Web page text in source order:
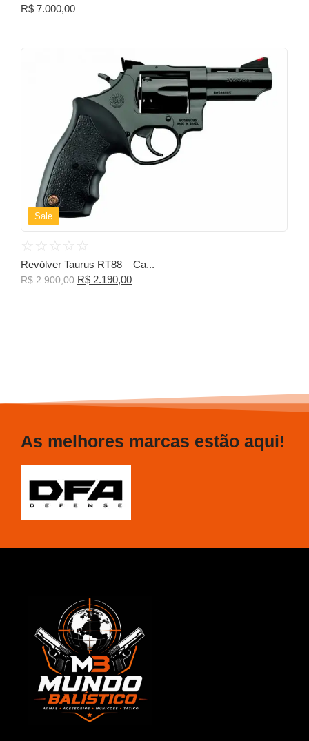
R$ 7.000,00
Sale
☆ ☆ ☆ ☆ ☆
Revólver Taurus RT88 – Ca...
R$2.900,00 R$ 2.190,00
As melhores marcas estão aqui!